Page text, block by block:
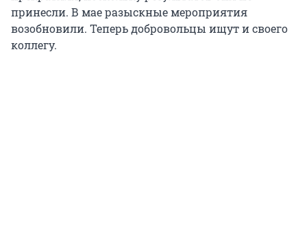
принесли. В мае разыскные мероприятия
возобновили. Теперь добровольцы ищут и своего
коллегу.